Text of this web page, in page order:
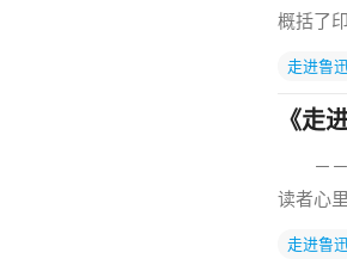
概括了
走进鲁
《走
－－
读者心
走进鲁